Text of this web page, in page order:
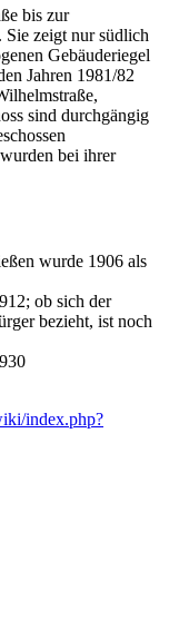
bis zur
zeigt nur südlich
Gebäuderiegel
Jahren 1981/82
sind durchgängig
bei ihrer
wurde 1906 als
ob sich der
bezieht, ist noch
index.php?